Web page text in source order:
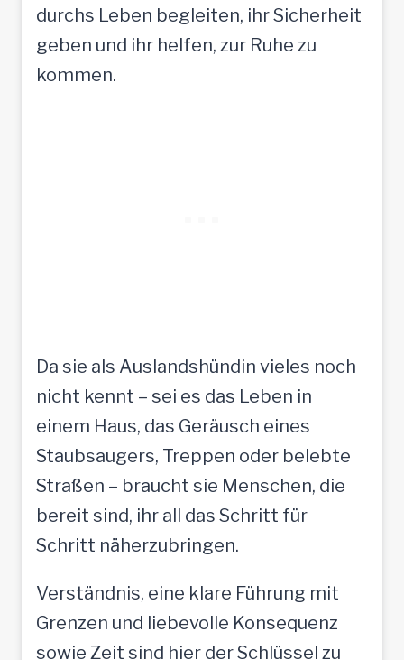
durchs Leben begleiten, ihr Sicherheit
geben und ihr helfen, zur Ruhe zu
kommen.
Da sie als Auslandshündin vieles noch
nicht kennt – sei es das Leben in
einem Haus, das Geräusch eines
Staubsaugers, Treppen oder belebte
Straßen – braucht sie Menschen, die
bereit sind, ihr all das Schritt für
Schritt näherzubringen.
Verständnis, eine klare Führung mit
Grenzen und liebevolle Konsequenz
sowie Zeit sind hier der Schlüssel zu